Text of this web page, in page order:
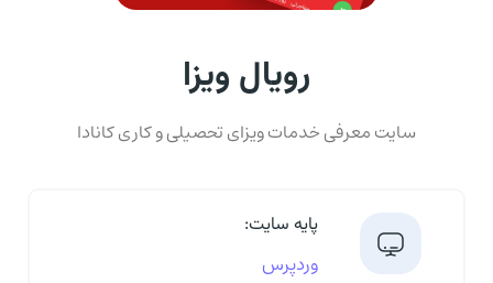
رویال ویزا
سایت معرفی خدمات ویزای تحصیلی و کاری کانادا
پایه سایت:
وردپرس